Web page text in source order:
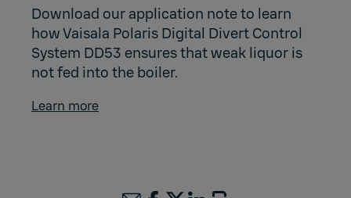
Download our application note to learn
how Vaisala Polaris Digital Divert Control
System DD53 ensures that weak liquor is
not fed into the boiler.
Learn more